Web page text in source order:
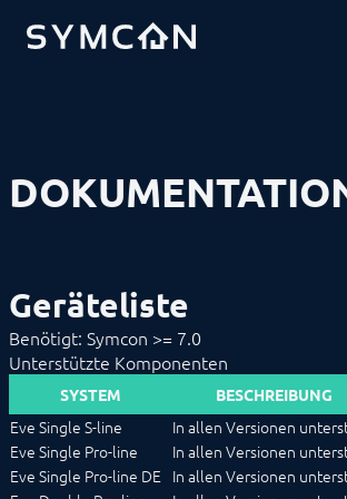
COMMUNITY
EINFÜHRUNG
INSTALLATION
MODULREFERENZ
Geräte
Geräteliste
ALLNET
BACnet
Catan
digitalSTROM
DMX / ArtNet
EgiGeoZone
ekey
ekey bionyx
Geräteliste
Benötigt: Symcon >= 7.0
Unterstützte Komponenten
SYSTEM BESCHREIBUNG
Eve Single S-line
In allen Versionen
Eve Single Pro-line
In allen Versionen
Eve Single Pro-line DE In allen Versionen